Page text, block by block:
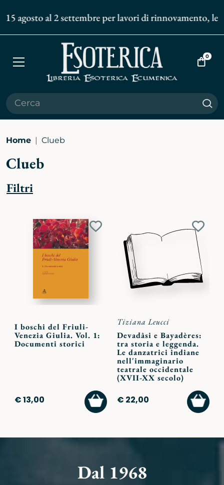
agosto al 2 settembre per lavori di rinnovamento,
Apri
Vai
0
Home Clueb
Clueb
Filtri
Aggiungi
preferiti
I boschi del Friuli-
Venezia Giulia. Vol. 1:
Documenti storici
€ 13,00
AGGIUNGI
AL
CARRELLO
ai
Tiziana Leucci
Devadâsi e Bayadères:
tra storia e leggenda.
Le danzatrici indiane
nell'immaginario
teatrale occidentale
(XVII-XX secolo)
€ 22,00
AL
Dal 1968